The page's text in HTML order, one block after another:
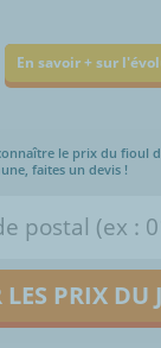
En savoir + sur
le prix du fioul
faites un devis !
PRIX DU